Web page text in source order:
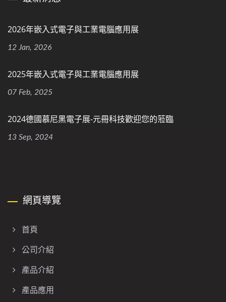
2026年嵌入式電子與工業電腦應用展
12 Jan, 2026
2025年嵌入式電子與工業電腦應用展
07 Feb, 2025
2024德國慕尼黑電子展-元冊科技歡迎您的蒞臨
13 Sep, 2024
網頁導覽
首頁
公司介紹
產品介紹
產品應用